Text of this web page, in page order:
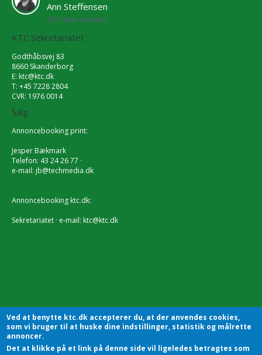
Ann Steffensen
KTC Sekretariat
KTC Sekretariatet
Godthåbsvej 83
8660 Skanderborg
E: ktc@ktc.dk
T: +45 7228 2804
CVR: 1976 0014
Salg
Annoncebooking print:
Jesper Bækmark
Telefon: 43 24 26 77 ·
e-mail: jb@techmedia.dk
Annoncebooking ktc.dk:
Sekretariatet · e-mail: ktc@ktc.dk
Ved at benytte ktc.dk accepterer du, at der anvendes cookies,
som vi bruger til at huske dine indstillinger, statistik og målrette
annoncer.
Det at klikke på et link på denne side vil ligeledes betragtes som